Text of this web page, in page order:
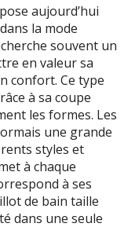
aujourd’hui
la mode
souvent un
en valeur sa
confort. Ce type
à sa coupe
les formes. Les
une grande
styles et
à chaque
à ses
de bain taille
dans une seule